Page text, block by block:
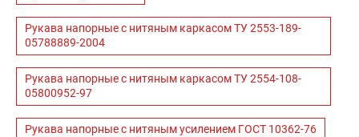
Рукава напорные с нитяным каркасом ТУ 2553-189-
05788889-2004
Рукава напорные с нитяным каркасом ТУ 2554-108-
05800952-97
Рукава напорные с нитяным усилением ГОСТ 10362-76